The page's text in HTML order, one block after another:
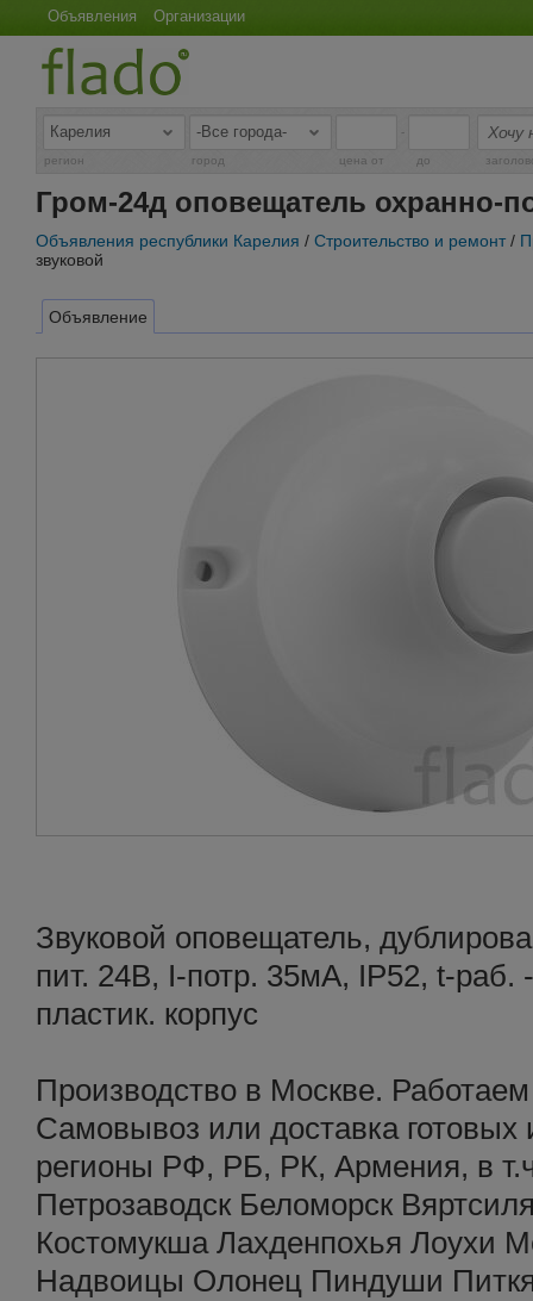
Объявления Организации
-
регион город цена от до
Гром-24д оповещатель охранно-
Объявления республики Карелия / Строительство и ремонт /
звуковой
Объявление
Звуковой оповещатель,
пит. 24В, I-потр. 35мА, IP52, t-
пластик. корпус
Производство в Москве.
Самовывоз или доставка
регионы РФ, РБ, РК, Армения, в
Петрозаводск Беломорск
Костомукша Лахденпохья Лоухи
Надвоицы Олонец Пиндуши